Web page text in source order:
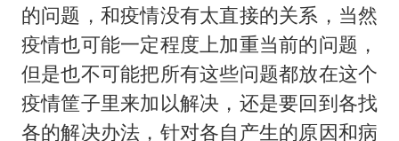
的问题，和疫情没有太直接的关系，当然
疫情也可能一定程度上加重当前的问题，
但是也不可能把所有这些问题都放在这个
疫情筐子里来加以解决，还是要回到各找
各的解决办法，针对各自产生的原因和病